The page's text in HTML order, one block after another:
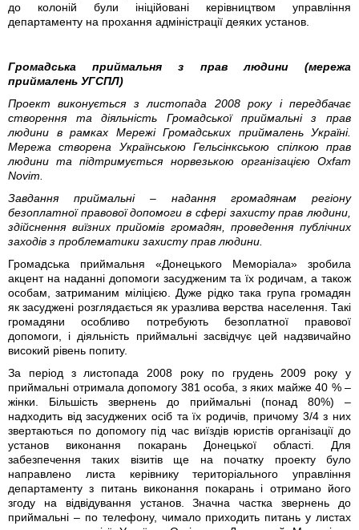
до колоній були ініційовані керівництвом управління
департаменту на прохання адміністрації деяких установ.
Громадська приймальня з прав людини (мережа
приймалень УГСПЛ)
Проект виконується з листопада 2008 року і передбачає
створення та діяльність Громадської приймальні з прав
людини в рамках Мережі Громадських приймалень Україні.
Мережа створена Українською Гельсінкською спілкою прав
людини та підтримується норвезькою організацією Oxfam
Novim.
Завдання приймальні – надання громадянам регіону
безоплатної правової допомоги в сфері захисту прав людини,
здійснення виїзних прийомів громадян, проведення публічних
заходів з проблематики захисту прав людини.
Громадська приймальня «Донецького Меморіала» зробила
акцент на наданні допомоги засудженим та їх родичам, а також
особам, затриманим міліцією. Дуже рідко така група громадян
як засуджені розглядається як уразлива верства населення. Такі
громадяни особливо потребують безоплатної правової
допомоги, і діяльність приймальні засвідчує цей надзвичайно
високий рівень попиту.
За період з листопада 2008 року по грудень 2009 року у
приймальні отримала допомогу 381 особа, з яких майже 40 % –
жінки. Більшість звернень до приймальні (понад 80%) –
надходить від засуджених осіб та їх родичів, причому 3/4 з них
звертаються по допомогу під час виїздів юристів організації до
установ виконання покарань Донецької області. Для
забезпечення таких візитів ще на початку проекту було
направлено листа керівнику територіального управління
департаменту з питань виконання покарань і отримано його
згоду на відвідування установ. Значна частка звернень до
приймальні – по телефону, чимало приходить питань у листах